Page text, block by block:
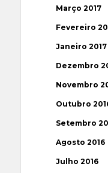
Março 2017
Fevereiro
Janeiro 2017
Dezembro
Novembro
Outubro
Setembro
Agosto 2016
Julho 2016